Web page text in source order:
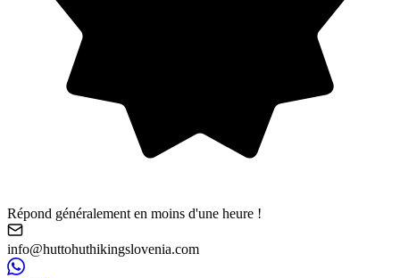
Répond généralement en moins d'une heure !
info@huttohuthikingslovenia.com